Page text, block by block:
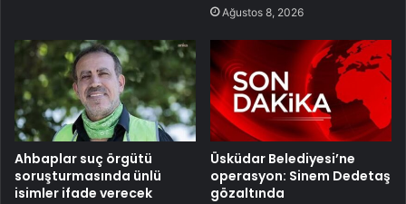
Ağustos 8, 2026
Ahbaplar suç örgütü
soruşturmasında ünlü
isimler ifade verecek
Üsküdar Belediyesi’ne
operasyon: Sinem Dedetaş
gözaltında